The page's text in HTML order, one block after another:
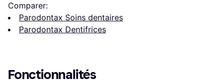
Comparer:
Parodontax Soins dentaires
Parodontax Dentifrices
Fonctionnalités